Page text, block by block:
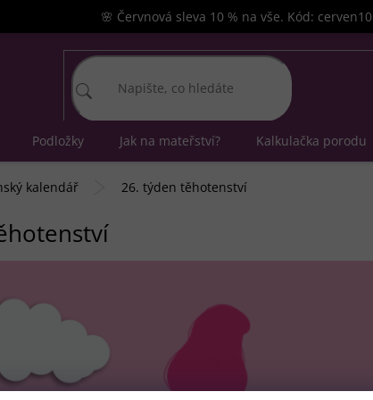
🌸 Červnová sleva 10 % na vše. Kód: cerven10
Podložky Jak na mateřství? Kalkulačka porodu
kalendář 26. týden těhotenství